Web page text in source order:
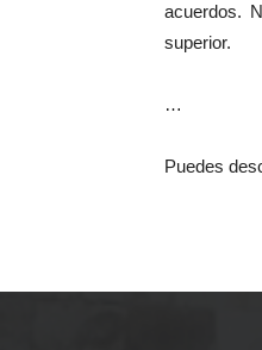
acuerdos.
superior.
…
Puedes